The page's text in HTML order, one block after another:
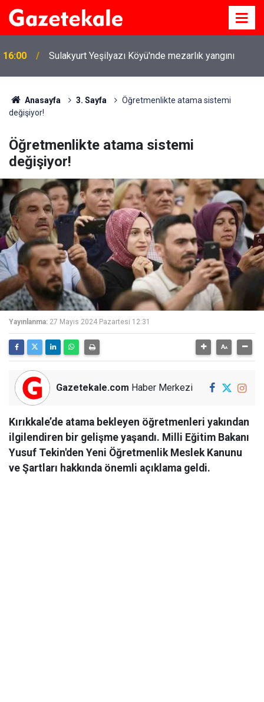
16:00 Sulakyurt Yeşilyazı Köyü'nde mezarlık yangını
Anasayfa 3. Sayfa
Öğretmenlikte atama sistemi
değişiyor!
Öğretmenlikte atama sistemi
değişiyor!
Yayınlanma: 27 Mayıs 2024 Pazartesi 12:31
Gazetekale.com Haber Merkezi
Kırıkkale’de atama bekleyen öğretmenleri yakından
ilgilendiren bir gelişme yaşandı. Milli Eğitim Bakanı
Yusuf Tekin'den Yeni Öğretmenlik Meslek Kanunu
ve Şartları hakkında önemli açıklama geldi.